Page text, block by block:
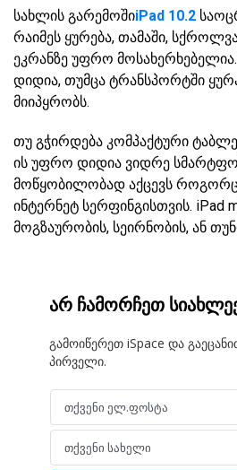
სახლის გარემოშიiPad 10.2
რაიმეს ყურება, თამაში,
ეკრანზე უფრო
დიდია, თუმცა ტრანსპორტში
მიიპყრობს.
თუ გჭირდება კომპაქტური
ის უფრო დიდია ვიდრე
მოწყობილობად აქცევს როგორც
ინტერნეტ სერფინგისთვის. iPad
მოგზაურობის, სეირნობის, ან
არ ჩამორჩეთ
გამოიწერეთ iSpace და
პირველი.
Email
თქვენი ელ.ფოსტა
Name
თქვენი სახელი